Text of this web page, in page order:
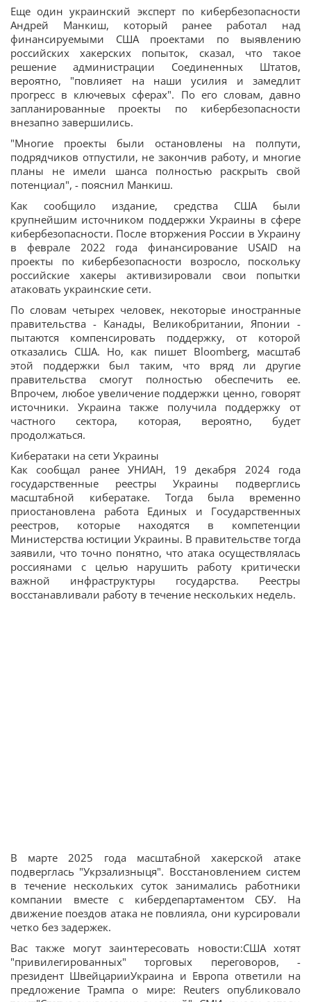
Еще один украинский эксперт по кибербезопасности
Андрей Манкиш, который ранее работал над
финансируемыми США проектами по выявлению
российских хакерских попыток, сказал, что такое
решение администрации Соединенных Штатов,
вероятно, "повлияет на наши усилия и замедлит
прогресс в ключевых сферах". По его словам, давно
запланированные проекты по кибербезопасности
внезапно завершились.
"Многие проекты были остановлены на полпути,
подрядчиков отпустили, не закончив работу, и многие
планы не имели шанса полностью раскрыть свой
потенциал", - пояснил Манкиш.
Как сообщило издание, средства США были
крупнейшим источником поддержки Украины в сфере
кибербезопасности. После вторжения России в Украину
в феврале 2022 года финансирование USAID на
проекты по кибербезопасности возросло, поскольку
российские хакеры активизировали свои попытки
атаковать украинские сети.
По словам четырех человек, некоторые иностранные
правительства - Канады, Великобритании, Японии -
пытаются компенсировать поддержку, от которой
отказались США. Но, как пишет Bloomberg, масштаб
этой поддержки был таким, что вряд ли другие
правительства смогут полностью обеспечить ее.
Впрочем, любое увеличение поддержки ценно, говорят
источники. Украина также получила поддержку от
частного сектора, которая, вероятно, будет
продолжаться.
Кибератаки на сети Украины
Как сообщал ранее УНИАН, 19 декабря 2024 года
государственные реестры Украины подверглись
масштабной кибератаке. Тогда была временно
приостановлена работа Единых и Государственных
реестров, которые находятся в компетенции
Министерства юстиции Украины. В правительстве тогда
заявили, что точно понятно, что атака осуществлялась
россиянами с целью нарушить работу критически
важной инфраструктуры государства. Реестры
восстанавливали работу в течение нескольких недель.
В марте 2025 года масштабной хакерской атаке
подверглась "Укрзализныця". Восстановлением систем
в течение нескольких суток занимались работники
компании вместе с кибердепартаментом СБУ. На
движение поездов атака не повлияла, они курсировали
четко без задержек.
Вас также могут заинтересовать новости:США хотят
"привилегированных" торговых переговоров, -
президент ШвейцарииУкраина и Европа ответили на
предложение Трампа о мире: Reuters опубликовало